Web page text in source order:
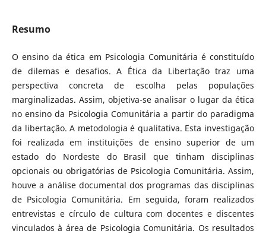
Resumo
O ensino da ética em Psicologia Comunitária é constituído
de dilemas e desafios. A Ética da Libertação traz uma
perspectiva concreta de escolha pelas populações
marginalizadas. Assim, objetiva-se analisar o lugar da ética
no ensino da Psicologia Comunitária a partir do paradigma
da libertação. A metodologia é qualitativa. Esta investigação
foi realizada em instituições de ensino superior de um
estado do Nordeste do Brasil que tinham disciplinas
opcionais ou obrigatórias de Psicologia Comunitária. Assim,
houve a análise documental dos programas das disciplinas
de Psicologia Comunitária. Em seguida, foram realizados
entrevistas e círculo de cultura com docentes e discentes
vinculados à área de Psicologia Comunitária. Os resultados